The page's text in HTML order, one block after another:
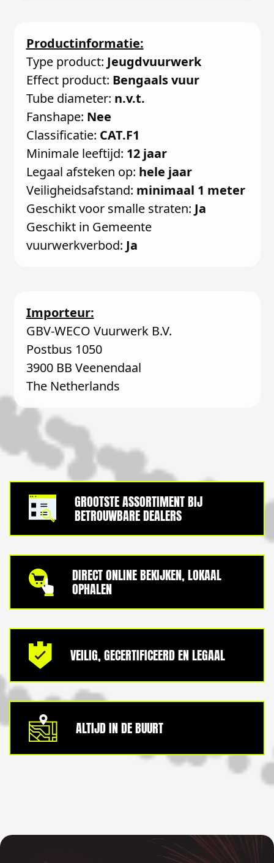
Productinformatie:
Type product: Jeugdvuurwerk
Effect product: Bengaals vuur
Tube diameter: n.v.t.
Fanshape: Nee
Classificatie: CAT.F1
Minimale leeftijd: 12 jaar
Legaal afsteken op: hele jaar
Veiligheidsafstand: minimaal 1 meter
Geschikt voor smalle straten: Ja
Geschikt in Gemeente
vuurwerkverbod: Ja
Importeur:
GBV-WECO Vuurwerk B.V.
Postbus 1050
3900 BB Veenendaal
The Netherlands
GROOTSTE ASSORTIMENT BIJ
BETROUWBARE DEALERS
DIRECT ONLINE BEKIJKEN, LOKAAL
OPHALEN
VEILIG, GECERTIFICEERD EN LEGAAL
ALTIJD IN DE BUURT